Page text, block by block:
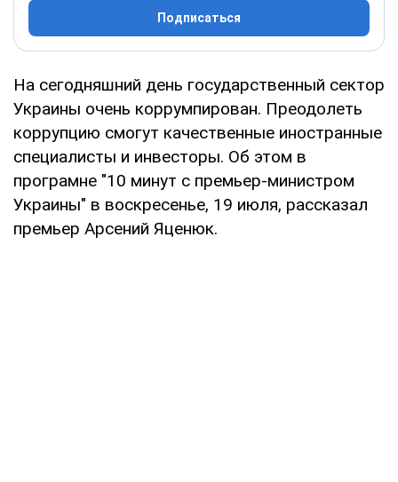
Подписаться
На сегодняшний день государственный сектор
Украины очень коррумпирован. Преодолеть
коррупцию смогут качественные иностранные
специалисты и инвесторы. Об этом в
програмне "10 минут с премьер-министром
Украины" в воскресенье, 19 июля, рассказал
премьер Арсений Яценюк.